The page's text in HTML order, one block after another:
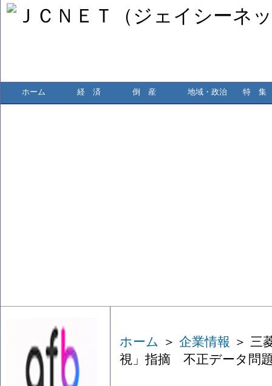
ホーム 経 済 倒 産 地域・政治 特 集
ホーム ＞ 企業情報 ＞ 三
視」指摘 不正データ問